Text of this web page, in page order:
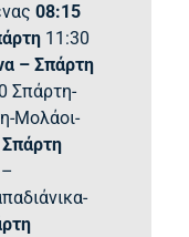
08:15
11:30
– Σπάρτη
Σπάρτη-
Μολάοι-